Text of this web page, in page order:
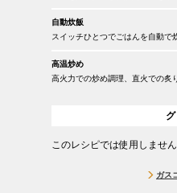
自動炊飯
スイッチひとつでごはんを自動で
高温炒め
高火力での炒め調理、直火での炙
このレシピでは使用しません
ガス